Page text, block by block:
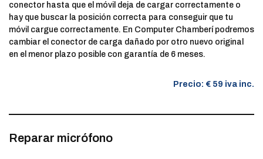
conector hasta que el móvil deja de cargar correctamente o
hay que buscar la posición correcta para conseguir que tu
móvil cargue correctamente. En Computer Chamberí podremos
cambiar el conector de carga dañado por otro nuevo original
en el menor plazo posible con garantía de 6 meses.
Precio: € 59 iva inc.
Reparar micrófono